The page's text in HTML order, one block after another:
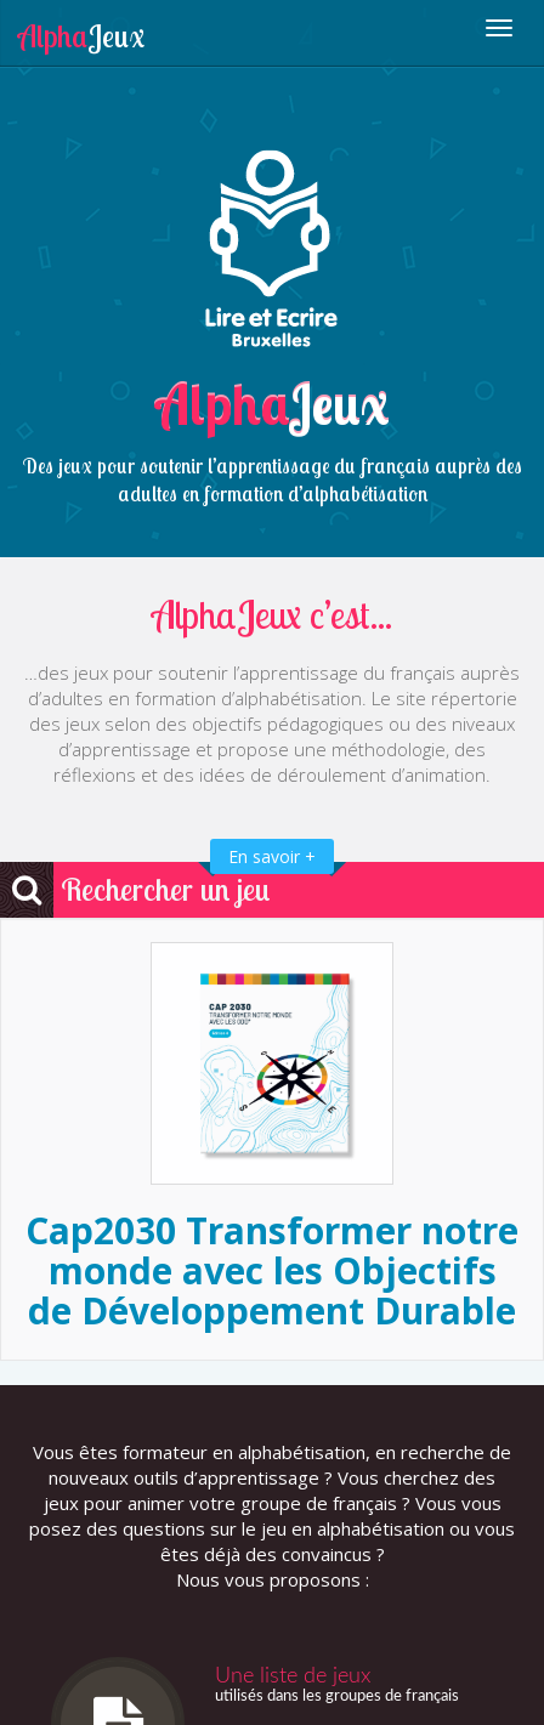
AlphaJeux c’est...
…des jeux pour soutenir l’apprentissage du français auprès
d’adultes en formation d’alphabétisation. Le site répertorie
des jeux selon des objectifs pédagogiques ou des niveaux
d’apprentissage et propose une méthodologie, des
réflexions et des idées de déroulement d’animation.
En savoir +
Rechercher un jeu
Cap2030 Transformer notre
monde avec les Objectifs
de Développement Durable
Vous êtes formateur en alphabétisation, en recherche de
nouveaux outils d’apprentissage ? Vous cherchez des
jeux pour animer votre groupe de français ? Vous vous
posez des questions sur le jeu en alphabétisation ou vous
êtes déjà des convaincus ?
Nous vous proposons :
Une liste de jeux
utilisés dans les groupes de français